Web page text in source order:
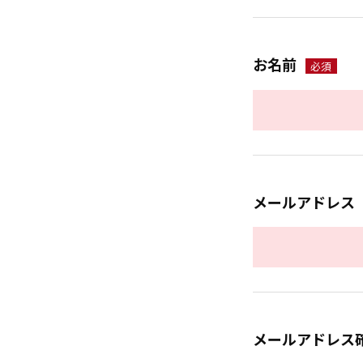
お名前 必須
メールアドレス
メールアドレス